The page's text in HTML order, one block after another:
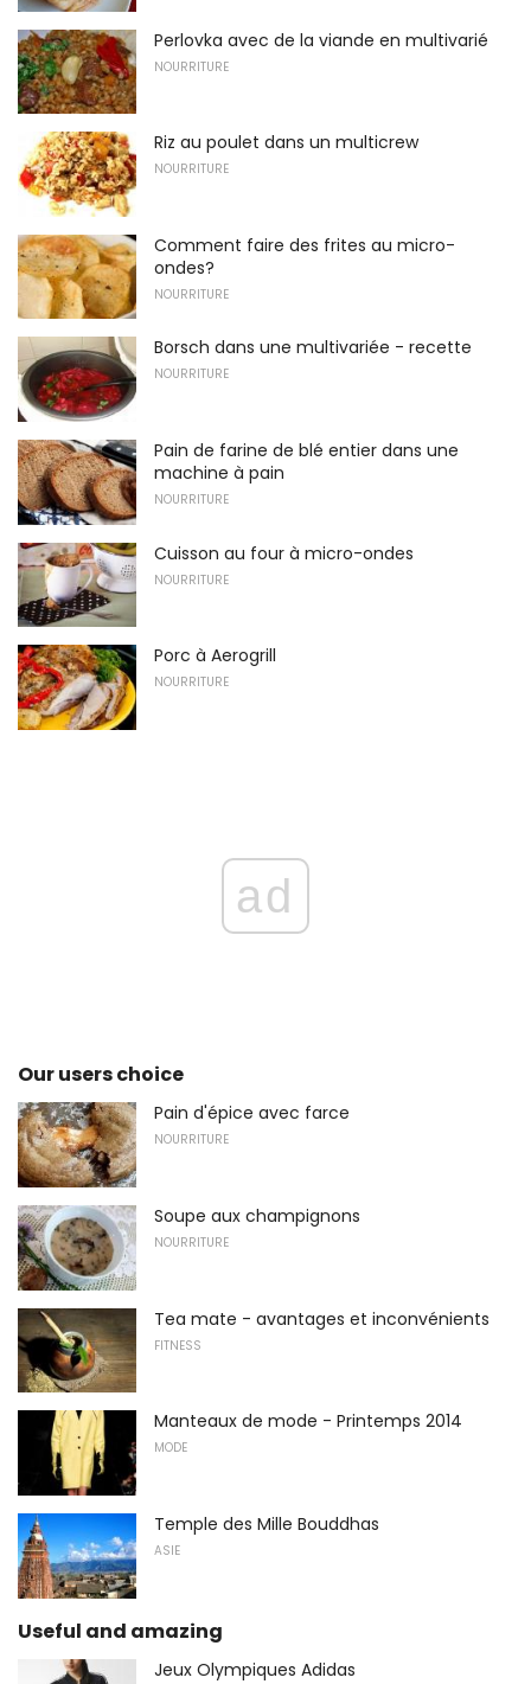
Perlovka avec de la viande en multivarié
NOURRITURE
Riz au poulet dans un multicrew
NOURRITURE
Comment faire des frites au micro-
ondes?
NOURRITURE
Borsch dans une multivariée - recette
NOURRITURE
Pain de farine de blé entier dans une
machine à pain
NOURRITURE
Cuisson au four à micro-ondes
NOURRITURE
Porc à Aerogrill
NOURRITURE
ad
Our users choice
Pain d'épice avec farce
NOURRITURE
Soupe aux champignons
NOURRITURE
Tea mate - avantages et inconvénients
FITNESS
Manteaux de mode - Printemps 2014
MODE
Temple des Mille Bouddhas
ASIE
Useful and amazing
Jeux Olympiques Adidas